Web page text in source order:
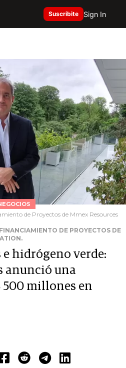
Suscribite Sign In
de Proyectos de Mmex Resources
DE PROYECTOS DE
hidrógeno verde:
anunció una
500 millones en